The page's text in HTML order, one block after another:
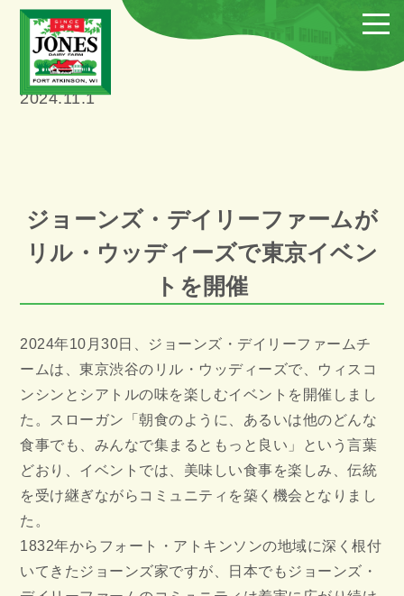
2024.11.1
ジョーンズ・デイリーファームが
リル・ウッディーズで東京イベン
トを開催
2024年10月30日、ジョーンズ・デイリーファームチ
ームは、東京渋谷のリル・ウッディーズで、ウィスコ
ンシンとシアトルの味を楽しむイベントを開催しまし
た。スローガン「朝食のように、あるいは他のどんな
食事でも、みんなで集まるともっと良い」という言葉
どおり、イベントでは、美味しい食事を楽しみ、伝統
を受け継ぎながらコミュニティを築く機会となりまし
た。
1832年からフォート・アトキンソンの地域に深く根付
いてきたジョーンズ家ですが、日本でもジョーンズ・